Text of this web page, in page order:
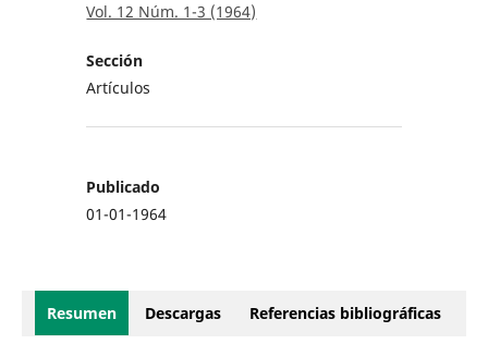
Vol. 12 Núm. 1-3 (1964)
Sección
Artículos
Publicado
01-01-1964
Resumen Descargas Referencias bibliográficas